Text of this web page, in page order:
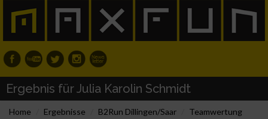
Ergebnis für Julia Karolin Schmidt
Home Ergebnisse B2Run Dillingen/Saar
Teamwertung